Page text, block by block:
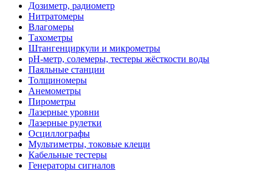
Дозиметр, радиометр
Нитратомеры
Влагомеры
Тахометры
Штангенциркули и микрометры
pH-метр, солемеры, тестеры жёсткости воды
Паяльные станции
Толщиномеры
Анемометры
Пирометры
Лазерные уровни
Лазерные рулетки
Осциллографы
Мультиметры, токовые клещи
Кабельные тестеры
Генераторы сигналов